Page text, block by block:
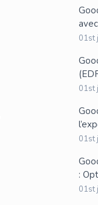
01st
01st
01st
:
01st